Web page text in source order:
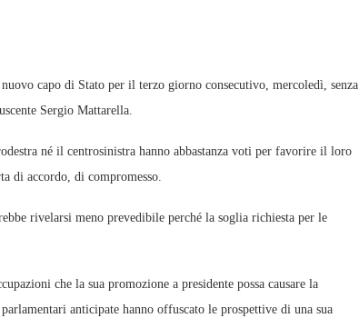
capo di Stato per il terzo giorno consecutivo, mercoledì, senza
Sergio Mattarella.
né il centrosinistra hanno abbastanza voti per favorire il loro
di accordo, di compromesso.
rivelarsi meno prevedibile perché la soglia richiesta per le
che la sua promozione a presidente possa causare la
anticipate hanno offuscato le prospettive di una sua